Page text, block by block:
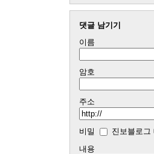
댓글 남기기
이름
암호
주소
비밀
진보블로그
내용